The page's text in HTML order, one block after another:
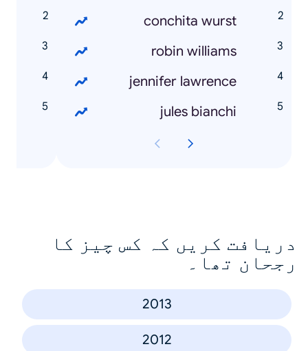
conchita wurst
robin williams
jennifer lawrence
jules bianchi
دریافت کریں کہ کس چیز کا
رجحان تھا۔
2013
2012